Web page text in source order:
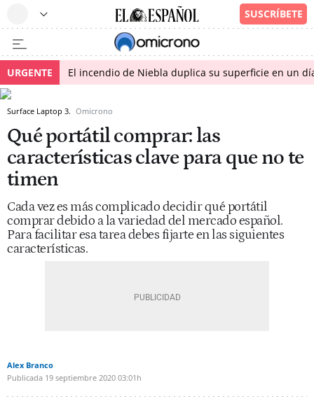
URGENTE El incendio de Niebla duplica su superficie en un
Surface Laptop 3. Omicrono
Qué portátil comprar: las
características clave para que no te
timen
Cada vez es más complicado decidir qué portátil
comprar debido a la variedad del mercado español.
Para facilitar esa tarea debes fijarte en las siguientes
características.
Alex Branco
Publicada 19 septiembre 2020 03:01h